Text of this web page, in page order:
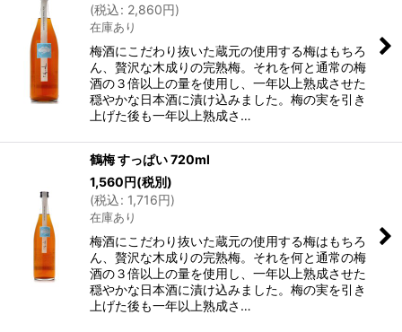
(税込: 2,860円)
在庫あり
梅酒にこだわり抜いた蔵元の使用する梅はもちろ
ん、贅沢な木成りの完熟梅。それを何と通常の梅
酒の３倍以上の量を使用し、一年以上熟成させた
穏やかな日本酒に漬け込みました。梅の実を引き
上げた後も一年以上熟成さ…
鶴梅 すっぱい 720ml
1,560円(税別)
(税込: 1,716円)
在庫あり
梅酒にこだわり抜いた蔵元の使用する梅はもちろ
ん、贅沢な木成りの完熟梅。それを何と通常の梅
酒の３倍以上の量を使用し、一年以上熟成させた
穏やかな日本酒に漬け込みました。梅の実を引き
上げた後も一年以上熟成さ…